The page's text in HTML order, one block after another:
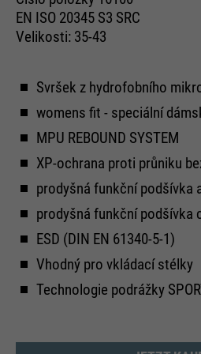
purpose
ermöglichen es
zu erkennen
Login für einen
Wert") zum
Name
PHPSESSID
providers
Ende der Sitzung
EN ISO 20345 S3 SRC
Velikosti: 35-43
Svršek z hydrofobního
womens fit - speciální
MPU REBOUND SYSTEM
XP-ochrana proti průniku
prodyšná funkční podšívka
prodyšná funkční
ESD (DIN EN 61340-5-1)
Vhodný pro vkládací stélky
Technologie podrážky